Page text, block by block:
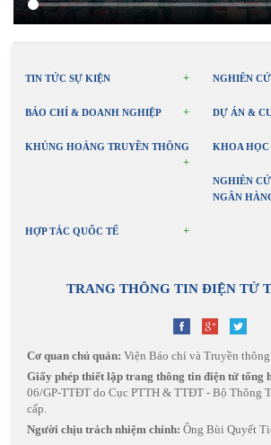
TIN TỨC SỰ KIỆN NGHIÊN
BÁO CHÍ & DOANH NGHIỆP DỰ ÁN &
KHỦNG HOẢNG TRUYỀN THÔNG KHOA HỌC
NGHIÊN
NGÂN
HỢP TÁC QUỐC TẾ
TRANG THÔNG TIN ĐIỆN TỬ
Cơ quan chủ quản: Viện Báo chí và Truyền
Giấy phép thiết lập trang thông tin điện tử tổng
06/GP-TTĐT do Cục PTTH & TTĐT - Bộ Thông
cấp.
Người chịu trách nhiệm chính: Ông Bùi Quyết